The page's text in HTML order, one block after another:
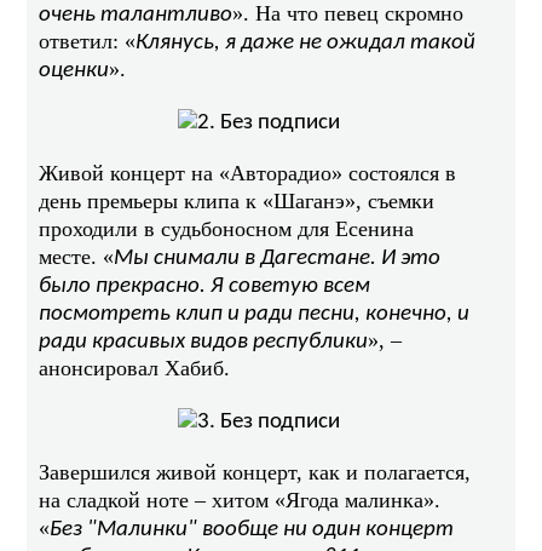
очень талантливо». На что певец скромно
ответил: «Клянусь, я даже не ожидал такой
оценки».
Живой концерт на «Авторадио» состоялся в
день премьеры клипа к «Шаганэ», съемки
проходили в судьбоносном для Есенина
месте. «Мы снимали в Дагестане. И это
было прекрасно. Я советую всем
посмотреть клип и ради песни, конечно, и
ради красивых видов республики», –
анонсировал Хабиб.
Завершился живой концерт, как и полагается,
на сладкой ноте – хитом «Ягода малинка».
«Без "Малинки" вообще ни один концерт